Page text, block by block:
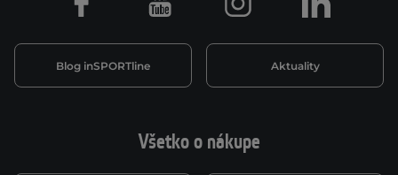
Všetko o nákupe
Blog inSPORTline Aktuality
Facebook Youtube Instagram LinkedIn